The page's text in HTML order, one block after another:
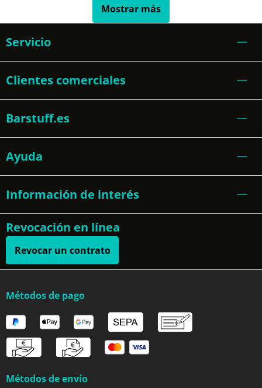
Mostrar más
Servicio
Clientes comerciales
Barstuff.es
Ayuda
Información de interés
Revocación en línea
Revocar un contrato
Métodos de pago
Métodos de envío